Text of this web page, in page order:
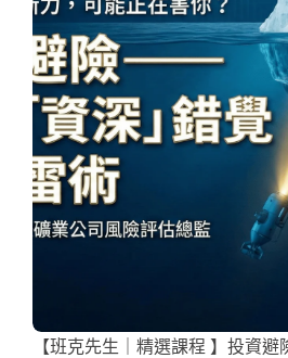
【班克先生｜精選課程 】投資避